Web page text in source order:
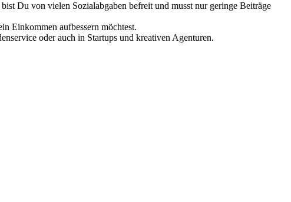
Du von vielen Sozialabgaben befreit und musst nur geringe Beiträge
Einkommen aufbessern möchtest.
oder auch in Startups und kreativen Agenturen.